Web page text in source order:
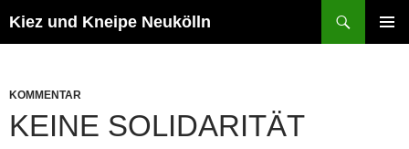
Inhalt
Kiez und Kneipe Neukölln
KOMMENTAR
KEINE SOLIDARITÄT